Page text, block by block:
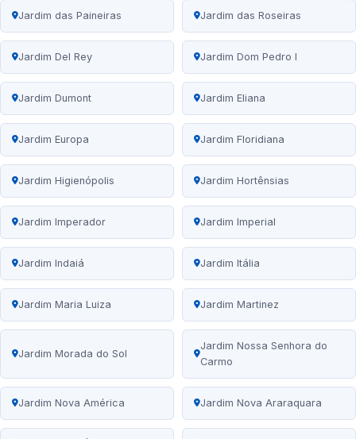
Jardim das Paineiras Jardim das Roseiras
Jardim Del Rey Jardim Dom Pedro I
Jardim Dumont Jardim Eliana
Jardim Europa Jardim Floridiana
Jardim Higienópolis Jardim Hortênsias
Jardim Imperador Jardim Imperial
Jardim Indaiá Jardim Itália
Jardim Maria Luiza Jardim Martinez
Jardim Morada do Sol
Jardim Nossa Senhora do
Carmo
Jardim Nova América Jardim Nova Araraquara